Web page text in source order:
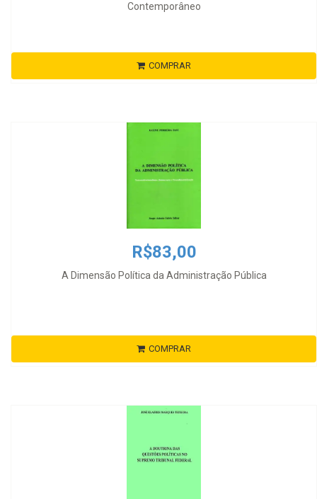
Contemporâneo
COMPRAR
R$83,00
A Dimensão Política da Administração Pública
COMPRAR